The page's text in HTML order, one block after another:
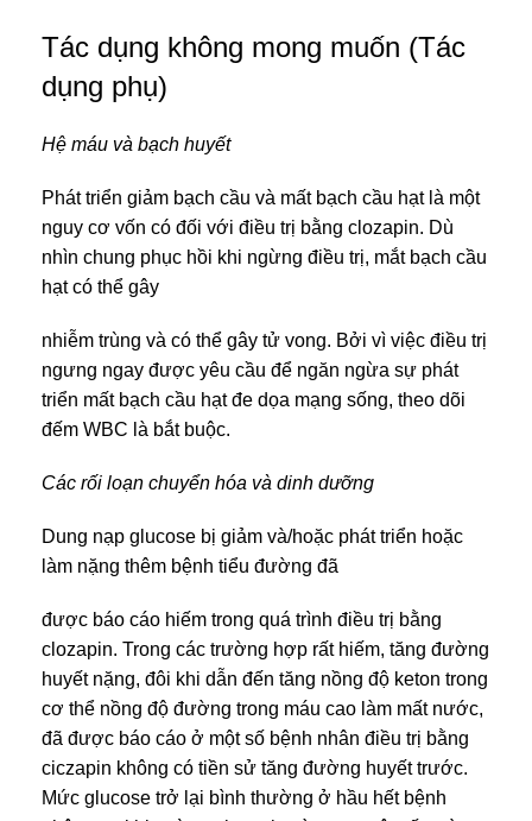
Tác dụng không mong muốn (Tác
dụng phụ)
Hệ máu và bạch huyết
Phát triển giảm bạch cầu và mất bạch cầu hạt là một
nguy cơ vốn có đối với điều trị bằng clozapin. Dù
nhìn chung phục hồi khi ngừng điều trị, mắt bạch cầu
hạt có thể gây
nhiễm trùng và có thể gây tử vong. Bởi vì việc điều trị
ngưng ngay được yêu cầu để ngăn ngừa sự phát
triển mất bạch cầu hạt đe dọa mạng sống, theo dõi
đếm WBC là bắt buộc.
Các rối loạn chuyển hóa và dinh dưỡng
Dung nạp glucose bị giảm và/hoặc phát triển hoặc
làm nặng thêm bệnh tiểu đường đã
được báo cáo hiếm trong quá trình điều trị bằng
clozapin. Trong các trường hợp rất hiếm, tăng đường
huyết nặng, đôi khi dẫn đến tăng nồng độ keton trong
cơ thể nồng độ đường trong máu cao làm mất nước,
đã được báo cáo ở một số bệnh nhân điều trị bằng
ciczapin không có tiền sử tăng đường huyết trước.
Mức glucose trở lại bình thường ở hầu hết bệnh